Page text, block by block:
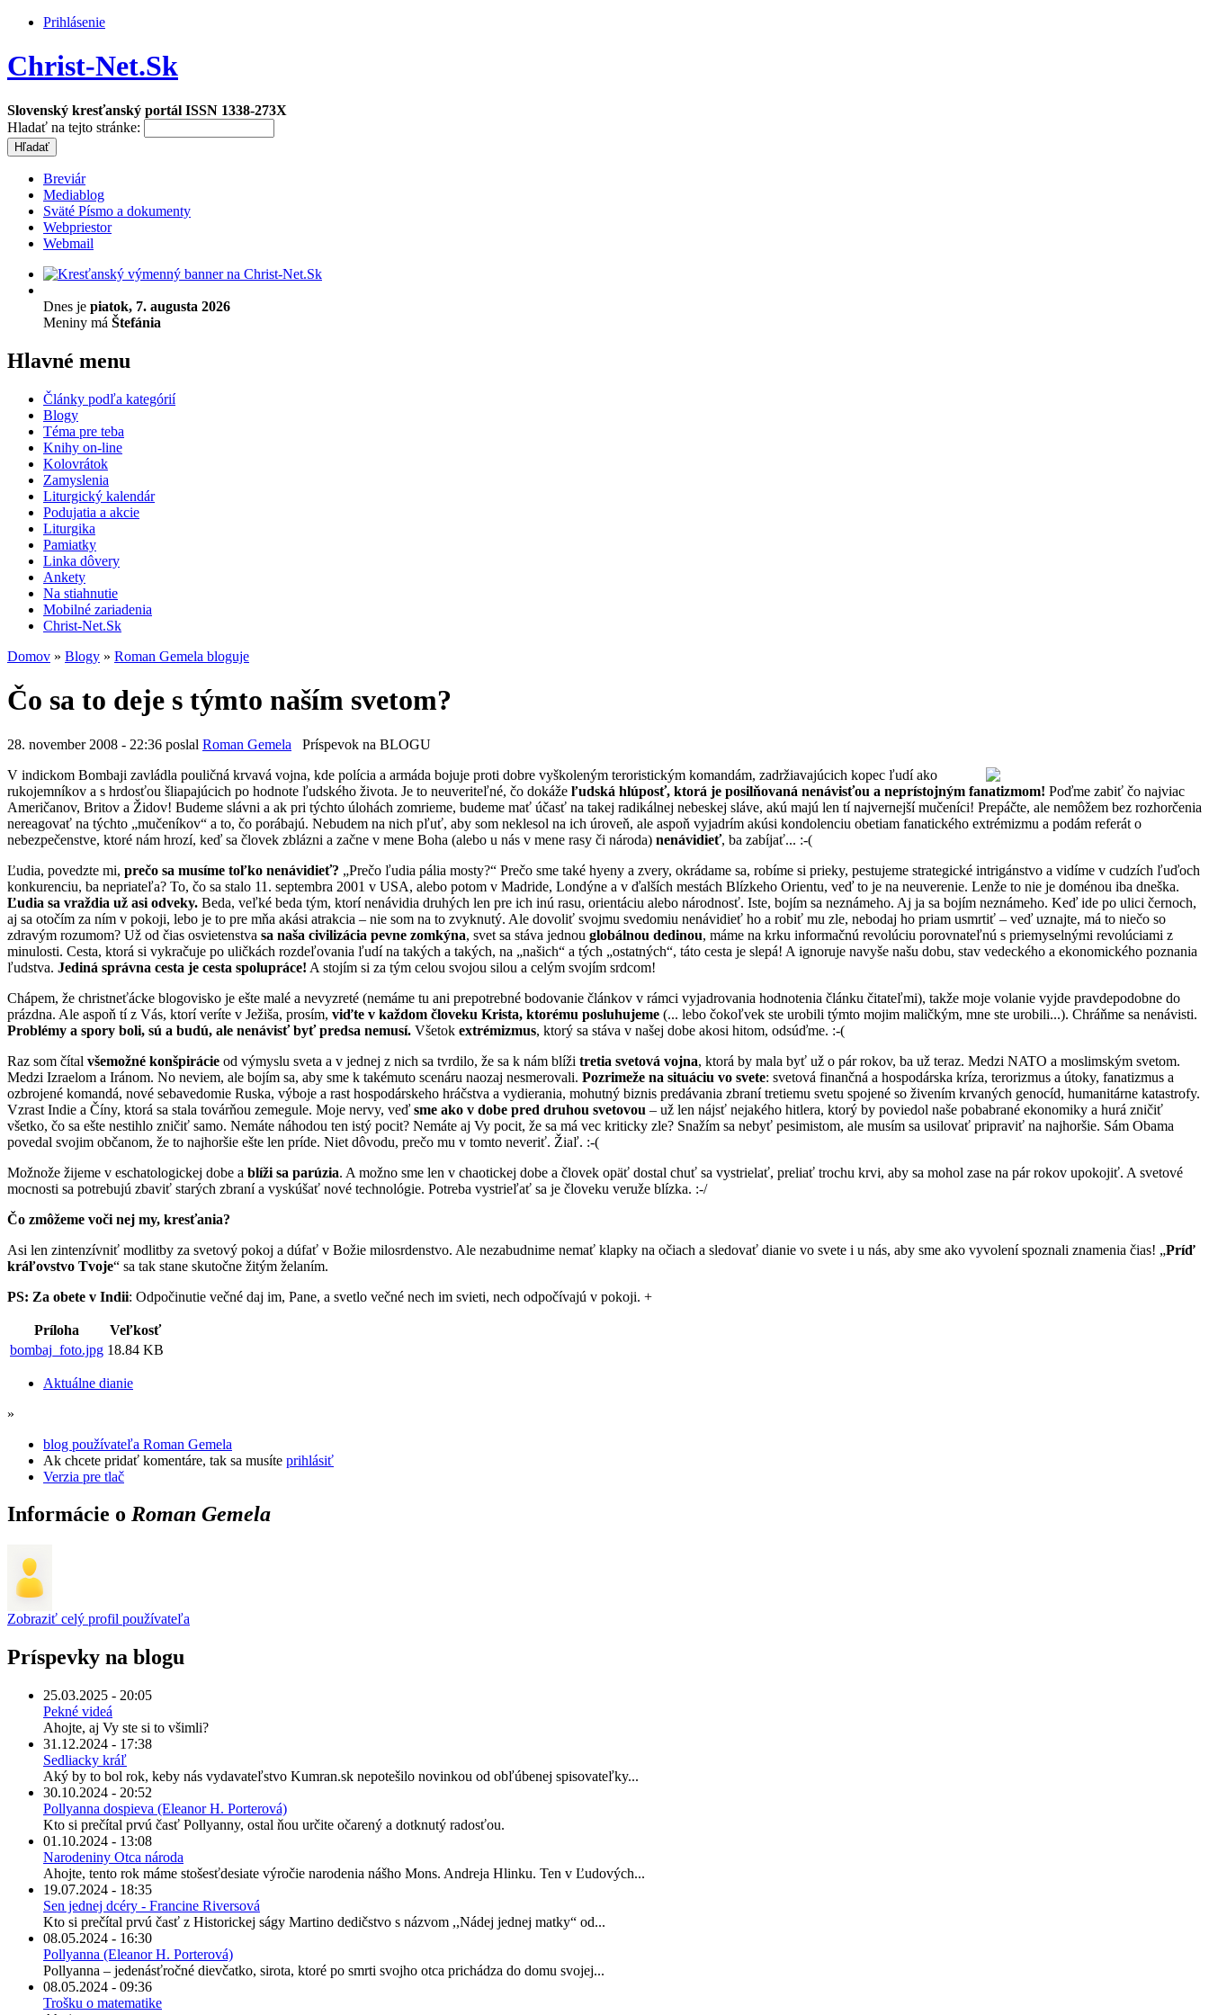
Prihlásenie
Christ-Net.Sk
Slovenský kresťanský portál ISSN 1338-273X
Hladať na tejto stránke:
Breviár
Mediablog
Sväté Písmo a dokumenty
Webpriestor
Webmail
Dnes je piatok, 7. augusta 2026
Meniny má Štefánia
Hlavné menu
Články podľa kategórií
Blogy
Téma pre teba
Knihy on-line
Kolovrátok
Zamyslenia
Liturgický kalendár
Podujatia a akcie
Liturgika
Pamiatky
Linka dôvery
Ankety
Na stiahnutie
Mobilné zariadenia
Christ-Net.Sk
Domov » Blogy » Roman Gemela bloguje
Čo sa to deje s týmto naším svetom?
28. november 2008 - 22:36 poslal Roman Gemela Príspevok na BLOGU
V indickom Bombaji zavládla pouličná krvavá vojna, kde polícia a armáda bojuje proti dobre vyškoleným teroristickým komandám, zadržiavajúcich kopec ľudí ako
rukojemníkov a s hrdosťou šliapajúcich po hodnote ľudského života. Je to neuveriteľné, čo dokáže ľudská hlúposť, ktorá je posilňovaná nenávisťou a neprístojným fanatizmom! Poďme zabiť čo najviac
Američanov, Britov a Židov! Budeme slávni a ak pri týchto úlohách zomrieme, budeme mať účasť na takej radikálnej nebeskej sláve, akú majú len tí najvernejší mučeníci! Prepáčte, ale nemôžem bez rozhorčenia
nereagovať na týchto „mučeníkov“ a to, čo porábajú. Nebudem na nich pľuť, aby som neklesol na ich úroveň, ale aspoň vyjadrím akúsi kondolenciu obetiam fanatického extrémizmu a podám referát o
nebezpečenstve, ktoré nám hrozí, keď sa človek zblázni a začne v mene Boha (alebo u nás v mene rasy či národa) nenávidieť, ba zabíjať... :-(
Ľudia, povedzte mi, prečo sa musíme toľko nenávidieť? „Prečo ľudia pália mosty?“ Prečo sme také hyeny a zvery, okrádame sa, robíme si prieky, pestujeme strategické intrigánstvo a vidíme v cudzích ľuďoch
konkurenciu, ba nepriateľa? To, čo sa stalo 11. septembra 2001 v USA, alebo potom v Madride, Londýne a v ďalších mestách Blízkeho Orientu, veď to je na neuverenie. Lenže to nie je doménou iba dneška.
Ľudia sa vraždia už asi odveky. Beda, veľké beda tým, ktorí nenávidia druhých len pre ich inú rasu, orientáciu alebo národnosť. Iste, bojím sa neznámeho. Aj ja sa bojím neznámeho. Keď ide po ulici černoch,
aj sa otočím za ním v pokoji, lebo je to pre mňa akási atrakcia – nie som na to zvyknutý. Ale dovoliť svojmu svedomiu nenávidieť ho a robiť mu zle, nebodaj ho priam usmrtiť – veď uznajte, má to niečo so
zdravým rozumom? Už od čias osvietenstva sa naša civilizácia pevne zomkýna, svet sa stáva jednou globálnou dedinou, máme na krku informačnú revolúciu porovnateľnú s priemyselnými revolúciami z
minulosti. Cesta, ktorá si vykračuje po uličkách rozdeľovania ľudí na takých a takých, na „našich“ a tých „ostatných“, táto cesta je slepá! A ignoruje navyše našu dobu, stav vedeckého a ekonomického poznania
ľudstva. Jediná správna cesta je cesta spolupráce! A stojím si za tým celou svojou silou a celým svojím srdcom!
Chápem, že christneťácke blogovisko je ešte malé a nevyzreté (nemáme tu ani prepotrebné bodovanie článkov v rámci vyjadrovania hodnotenia článku čitateľmi), takže moje volanie vyjde pravdepodobne do
prázdna. Ale aspoň tí z Vás, ktorí veríte v Ježiša, prosím, viďte v každom človeku Krista, ktorému posluhujeme (... lebo čokoľvek ste urobili týmto mojim maličkým, mne ste urobili...). Chráňme sa nenávisti.
Problémy a spory boli, sú a budú, ale nenávisť byť predsa nemusí. Všetok extrémizmus, ktorý sa stáva v našej dobe akosi hitom, odsúďme. :-(
Raz som čítal všemožné konšpirácie od výmyslu sveta a v jednej z nich sa tvrdilo, že sa k nám blíži tretia svetová vojna, ktorá by mala byť už o pár rokov, ba už teraz. Medzi NATO a moslimským svetom.
Medzi Izraelom a Iránom. No neviem, ale bojím sa, aby sme k takémuto scenáru naozaj nesmerovali. Pozrimeže na situáciu vo svete: svetová finančná a hospodárska kríza, terorizmus a útoky, fanatizmus a
ozbrojené komandá, nové sebavedomie Ruska, výboje a rast hospodárskeho hráčstva a vydierania, mohutný biznis predávania zbraní tretiemu svetu spojené so živením krvaných genocíd, humanitárne katastrofy.
Vzrast Indie a Číny, ktorá sa stala továrňou zemegule. Moje nervy, veď sme ako v dobe pred druhou svetovou – už len nájsť nejakého hitlera, ktorý by poviedol naše pobabrané ekonomiky a hurá zničiť
všetko, čo sa ešte nestihlo zničiť samo. Nemáte náhodou ten istý pocit? Nemáte aj Vy pocit, že sa má vec kriticky zle? Snažím sa nebyť pesimistom, ale musím sa usilovať pripraviť na najhoršie. Sám Obama
povedal svojim občanom, že to najhoršie ešte len príde. Niet dôvodu, prečo mu v tomto neveriť. Žiaľ. :-(
Možnože žijeme v eschatologickej dobe a blíži sa parúzia. A možno sme len v chaotickej dobe a človek opäť dostal chuť sa vystrielať, preliať trochu krvi, aby sa mohol zase na pár rokov upokojiť. A svetové
mocnosti sa potrebujú zbaviť starých zbraní a vyskúšať nové technológie. Potreba vystrieľať sa je človeku veruže blízka. :-/
Čo zmôžeme voči nej my, kresťania?
Asi len zintenzívniť modlitby za svetový pokoj a dúfať v Božie milosrdenstvo. Ale nezabudnime nemať klapky na očiach a sledovať dianie vo svete i u nás, aby sme ako vyvolení spoznali znamenia čias! „Príď
kráľovstvo Tvoje“ sa tak stane skutočne žitým želaním.
PS: Za obete v Indii: Odpočinutie večné daj im, Pane, a svetlo večné nech im svieti, nech odpočívajú v pokoji. +
Príloha
Veľkosť
bombaj_foto.jpg 18.84 KB
Aktuálne dianie
»
blog používateľa Roman Gemela
Ak chcete pridať komentáre, tak sa musíte prihlásiť
Verzia pre tlač
Informácie o Roman Gemela
Zobraziť celý profil používateľa
Príspevky na blogu
25.03.2025 - 20:05
Pekné videá
Ahojte, aj Vy ste si to všimli?
31.12.2024 - 17:38
Sedliacky kráľ
Aký by to bol rok, keby nás vydavateľstvo Kumran.sk nepotešilo novinkou od obľúbenej spisovateľky...
30.10.2024 - 20:52
Pollyanna dospieva (Eleanor H. Porterová)
Kto si prečítal prvú časť Pollyanny, ostal ňou určite očarený a dotknutý radosťou.
01.10.2024 - 13:08
Narodeniny Otca národa
Ahojte, tento rok máme stošesťdesiate výročie narodenia nášho Mons. Andreja Hlinku. Ten v Ľudových...
19.07.2024 - 18:35
Sen jednej dcéry - Francine Riversová
Kto si prečítal prvú časť z Historickej ságy Martino dedičstvo s názvom ,,Nádej jednej matky“ od...
08.05.2024 - 16:30
Pollyanna (Eleanor H. Porterová)
Pollyanna – jedenásťročné dievčatko, sirota, ktoré po smrti svojho otca prichádza do domu svojej...
08.05.2024 - 09:36
Trošku o matematike